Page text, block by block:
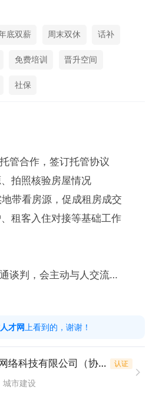
底双薪 周末双休 话补
免费培训 晋升空间
社保
管合作，签订托管协议
拍照核验房屋情况
带看房源，促成租房成交
租客入住对接等基础工作
谈判，会主动与人交流
看房，能接受外勤工作
务意识，愿意学习房产租赁业
才网 上看到的，谢谢！
重庆富有加网络科技有限公司（协信店） 认证
城市建设